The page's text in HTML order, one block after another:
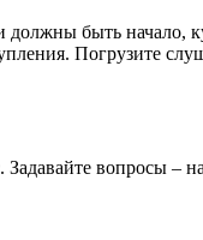
быть
Погрузите
вопросы –